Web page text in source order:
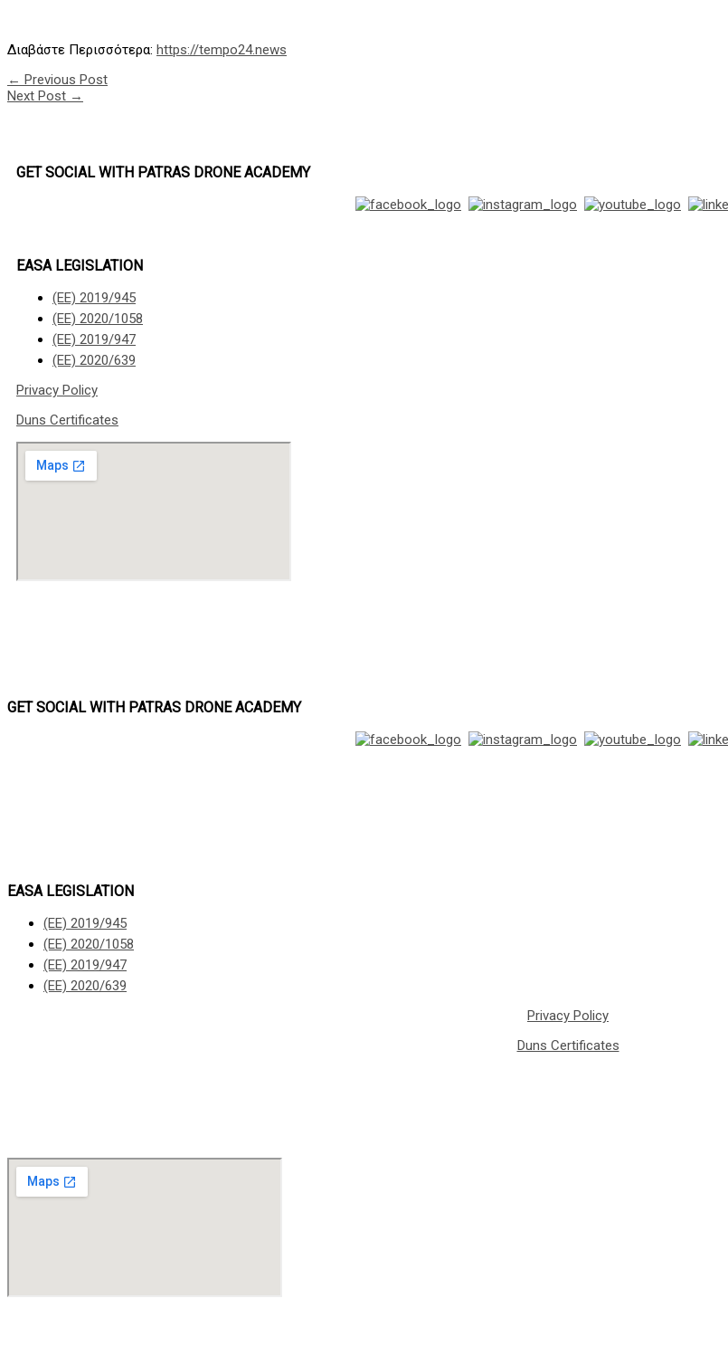
Διαβάστε Περισσότερα: https://tempo24.news
← Previous Post
Next Post →
GET SOCIAL WITH PATRAS DRONE ACADEMY
EASA LEGISLATION
(ΕΕ) 2019/945
(ΕΕ) 2020/1058
(ΕΕ) 2019/947
(ΕΕ) 2020/639
Privacy Policy
Duns Certificates
GET SOCIAL WITH PATRAS DRONE ACADEMY
EASA LEGISLATION
(ΕΕ) 2019/945
(ΕΕ) 2020/1058
(ΕΕ) 2019/947
(ΕΕ) 2020/639
Privacy Policy
Duns Certificates